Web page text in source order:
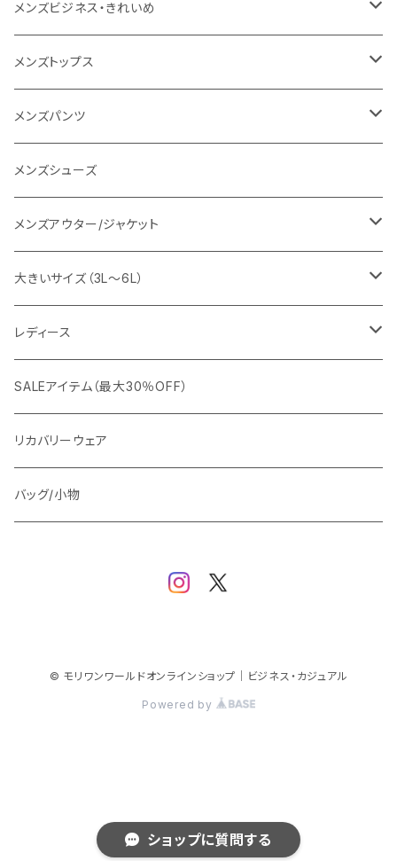
ショップに質問する
1PIU1UGUALE3 RELAX
go slow caravan
SY32 by SWEET YEARS
URBAN SQUARE
EDWIN
snow peak
G-stage
TETEHOMME
TAION
レディース
メンズ
レディース
メンズビジネス・きれいめ
スーツ
カジュアルセットアップ
スラックス
ワイシャツ
シューズ
フォーマル
Tシャツ/ポロシャツ
メンズトップス
Tシャツ/カットソー
シャツ/ポロシャツ
パーカー/スウェット
ニット
メンズパンツ
デニムパンツ
イージーパンツ
スラックス
メンズシューズ
メンズアウター/ジャケット
ジャケット
カジュアルジャケット
ビジネスジャケット
ブルゾン
コート
マウンテンパーカー/アウトドア
ダウン / 中綿アウター
大きいサイズ（3L～6L）
ビジネス
セットアップ
ワイシャツ
カジュアル
ニット/Tシャツ/カットソー
スウェット/パーカー
アウター
レディース
アウター
トップス（ブラウス/カットソー）
ジャケット
SALEアイテム（最大30％OFF）
リカバリーウェア
バッグ/小物
© モリワンワールドオンラインショップ｜ビジネス・カジュアル
Powered by